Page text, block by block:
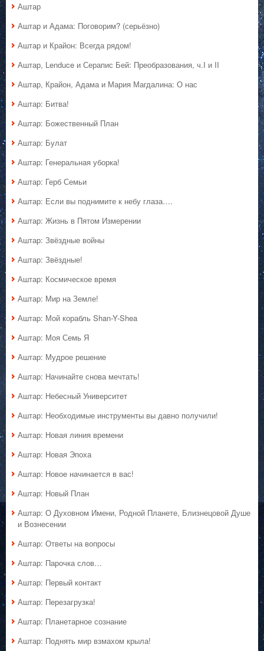
Аштар
Аштар и Адама: Поговорим? (серьёзно)
Аштар и Крайон: Всегда рядом!
Аштар, Lenduce и Серапис Бей: Преобразования, ч.I и II
Аштар, Крайон, Адама и Мария Магдалина: О нас
Аштар: Битва!
Аштар: Божественный План
Аштар: Булат
Аштар: Генеральная уборка!
Аштар: Герб Семьи
Аштар: Если вы поднимите к небу глаза….
Аштар: Жизнь в Пятом Измерении
Аштар: Звёздные войны
Аштар: Звёздные!
Аштар: Космическое время
Аштар: Мир на Земле!
Аштар: Мой корабль Shan-Y-Shea
Аштар: Моя Семь Я
Аштар: Мудрое решение
Аштар: Начинайте снова мечтать!
Аштар: Небесный Университет
Аштар: Необходимые инструменты вы давно получили!
Аштар: Новая линия времени
Аштар: Новая Эпоха
Аштар: Новое начинается в вас!
Аштар: Новый План
Аштар: О Духовном Имени, Родной Планете, Близнецовой Душе
и Вознесении
Аштар: Ответы на вопросы
Аштар: Парочка слов…
Аштар: Первый контакт
Аштар: Перезагрузка!
Аштар: Планетарное сознание
Аштар: Поднять мир взмахом крыла!